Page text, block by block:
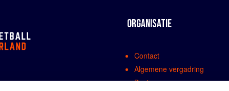
ORGANISATIE
Contact
Algemene vergadring
Bestuur